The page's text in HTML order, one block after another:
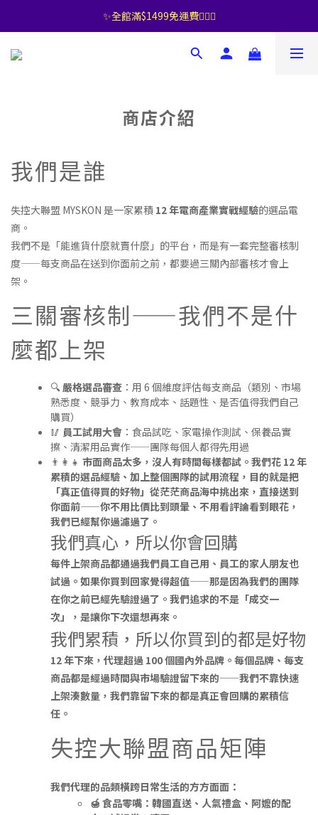
✨全館滿$1499免運費🧚🏻‍♀️
商店介紹
我們是誰
失控大聯盟 MYSKON 是一家累積 12 年電商產業實戰經驗的選品電
商。
我們不是「能進貨什麼就賣什麼」的平台，而是有一套完整審核制
度——每支商品在送到你面前之前，都要過三關內部審核才會上
架。
三關審核制——我們不是什
麼都上架
🔍 嚴格選品審查 ：用 6 個維度評估每支商品（類別、市場
熟悉度、競爭力、教育成本、話題性、是否值得我們自己
購買）
🥢 員工試用大會 ：食品試吃、家電操作測試、保養品實
擦、清潔用品實作——團隊每個人都得先用過
👨‍👩‍👧 市面商品太多，沒人有時間每樣都試。我們花 12 年
累積的選品經驗、加上整個團隊的試用流程，目的就是把
「真正值得買的好物」從茫茫商品海中挑出來，直接送到
你面前——你不用比價比到頭暈、不用看評論看到眼花，
我們已經幫你過濾過了。
我們真心，所以你會回購
每件上架商品都通過我們員工自己用、員工的家人朋友也
試過。如果你買到回家覺得超值——那是因為我們的團隊
在你之前已經先驗證過了。我們追求的不是「成交一
次」，是讓你下次還想再來 。
我們累積，所以你買到的都是好物
12 年下來，代理超過 100 個國內外品牌。每個品牌、每支
商品都是經過時間與市場驗證留下來的——我們不靠快速
上架湊數量，我們靠留下來的都是真正會回購的累積信
任。
失控大聯盟商品矩陣
我們代理的品類橫跨日常生活的方方面面：
🍯 食品零嘴 ：韓國直送、人氣禮盒、阿嬤的配